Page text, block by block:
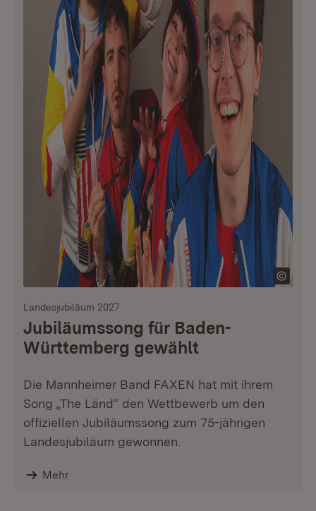
Landesjubiläum 2027
Jubiläumssong für Baden-
Württemberg gewählt
Die Mannheimer Band FAXEN hat mit ihrem
Song „The Länd“ den Wettbewerb um den
offiziellen Jubiläumssong zum 75-jährigen
Landesjubiläum gewonnen.
Mehr